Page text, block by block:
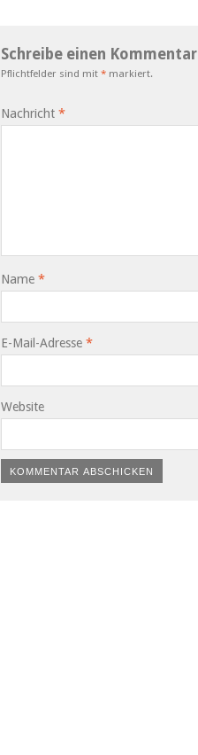
Schreibe einen Kommentar
Pflichtfelder sind mit * markiert.
Nachricht *
Name *
E-Mail-Adresse *
Website